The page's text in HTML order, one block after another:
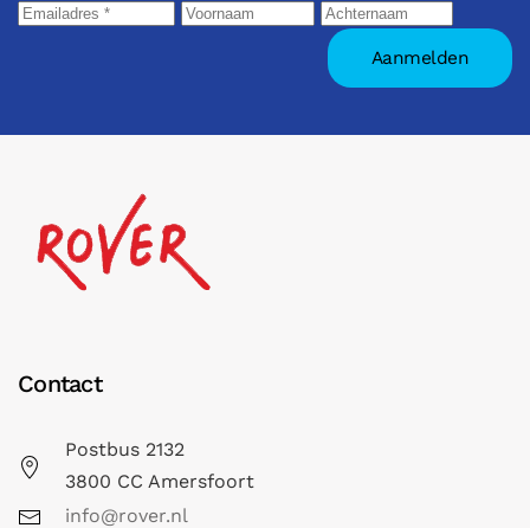
Contact
Postbus 2132
3800 CC Amersfoort
info@rover.nl